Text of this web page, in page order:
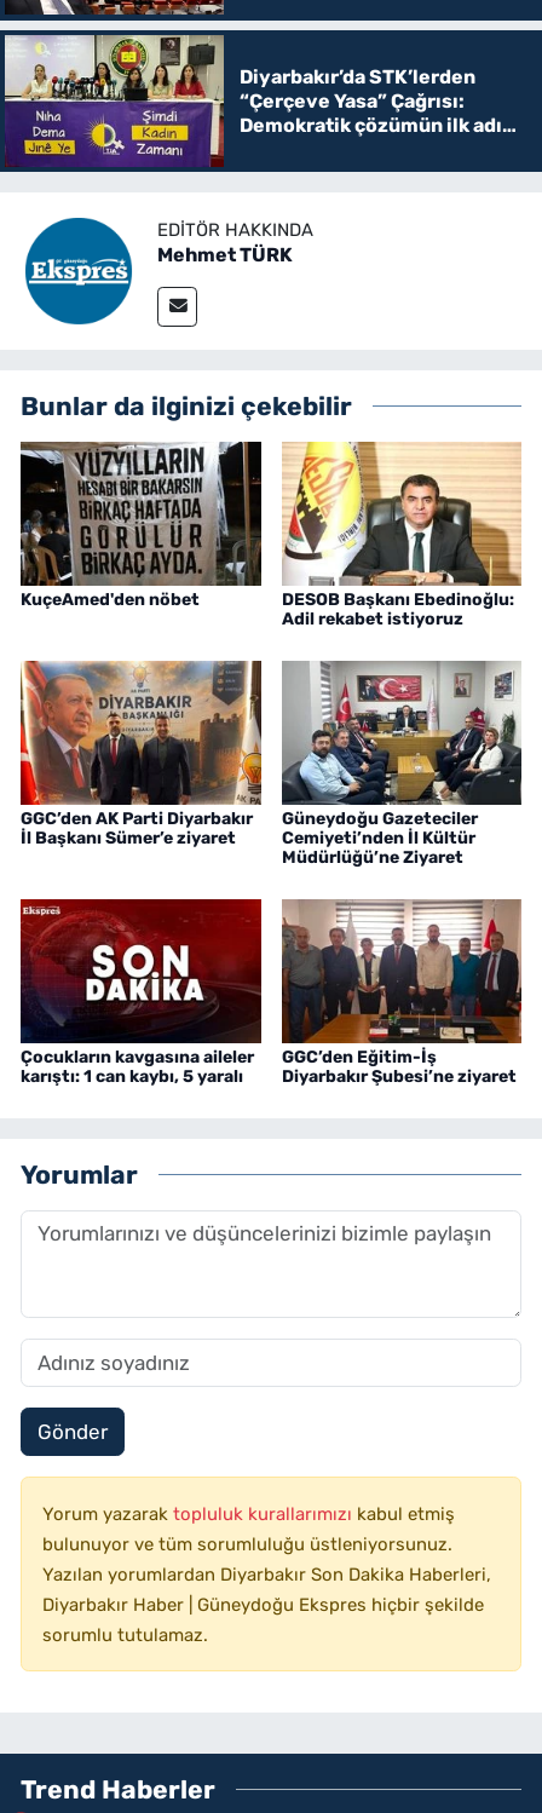
Diyarbakır’da STK’lerden
“Çerçeve Yasa” Çağrısı:
Demokratik çözümün ilk adımı
EDITÖR HAKKINDA
Mehmet TÜRK
Bunlar da ilginizi çekebilir
KuçeAmed'den nöbet
DESOB Başkanı Ebedinoğlu:
Adil rekabet istiyoruz
GGC’den AK Parti Diyarbakır
İl Başkanı Sümer’e ziyaret
Güneydoğu Gazeteciler
Cemiyeti’nden İl Kültür
Müdürlüğü’ne Ziyaret
Çocukların kavgasına aileler
karıştı: 1 can kaybı, 5 yaralı
GGC’den Eğitim-İş
Diyarbakır Şubesi’ne ziyaret
Yorumlar
Gönder
Yorum yazarak topluluk kurallarımızı kabul etmiş
bulunuyor ve tüm sorumluluğu üstleniyorsunuz.
Yazılan yorumlardan Diyarbakır Son Dakika Haberleri,
Diyarbakır Haber | Güneydoğu Ekspres hiçbir şekilde
sorumlu tutulamaz.
Trend Haberler